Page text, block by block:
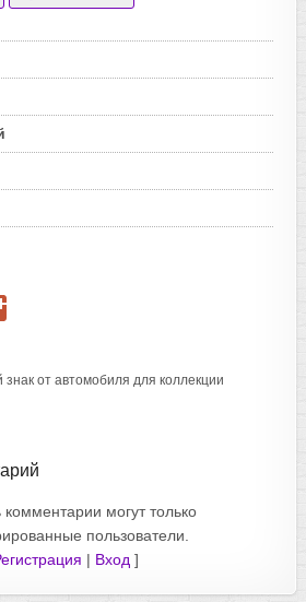
от автомобиля для коллекции
комментарии могут только
пользователи.
| Вход ]